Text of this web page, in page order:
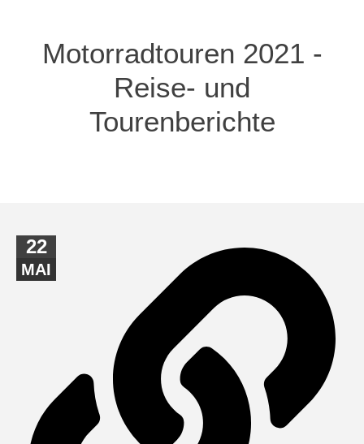
Motorradtouren 2021 -
Reise- und
Tourenberichte
22
MAI